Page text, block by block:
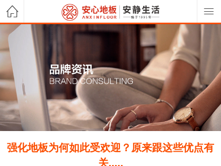
强化地板为何如此受欢迎？原来跟这些优点有
关.....